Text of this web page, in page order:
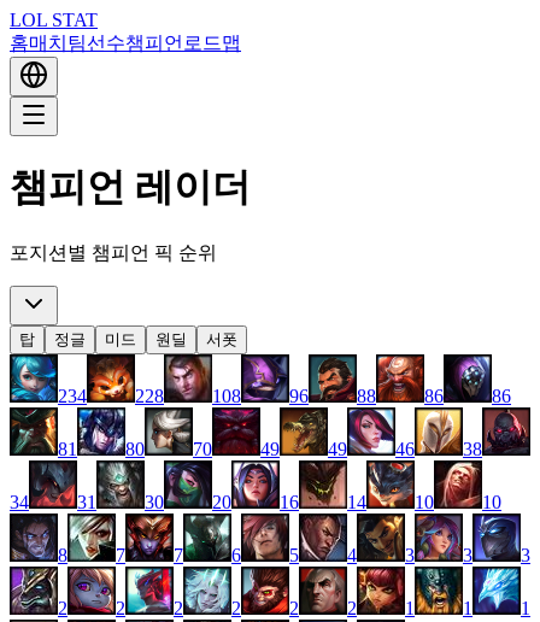
LOL STAT
홈매치 팀선수챔피언 로드맵
챔피언 레이더
포지션별 챔피언 픽 순위
탑 정글 미드 원딜 서폿
234 228 108 96 88 86 86
81 80 70 49 49 46 38
34 31 30 20 16 14 10 10
8 7 7 6 5 4 3 3 3
2 2 2 2 2 2 1 1 1